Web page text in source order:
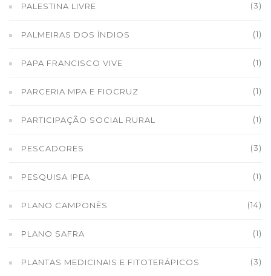
PALESTINA LIVRE (3)
PALMEIRAS DOS ÍNDIOS (1)
PAPA FRANCISCO VIVE (1)
PARCERIA MPA E FIOCRUZ (1)
PARTICIPAÇÃO SOCIAL RURAL (1)
PESCADORES (3)
PESQUISA IPEA (1)
PLANO CAMPONÊS (14)
PLANO SAFRA (1)
PLANTAS MEDICINAIS E FITOTERÁPICOS (3)